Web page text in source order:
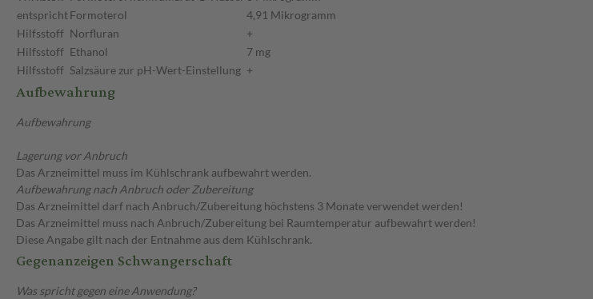
entsprichtFormoterol
4,91 Mikrogramm
Hilfsstoff Norfluran
+
Hilfsstoff Ethanol
7 mg
Hilfsstoff Salzsäure zur pH-Wert-Einstellung +
Aufbewahrung
Aufbewahrung
Lagerung vor Anbruch
Das Arzneimittel muss im Kühlschrank aufbewahrt werden.
Aufbewahrung nach Anbruch oder Zubereitung
Das Arzneimittel darf nach Anbruch/Zubereitung höchstens 3 Monate verwendet werden!
Das Arzneimittel muss nach Anbruch/Zubereitung bei Raumtemperatur aufbewahrt werden!
Diese Angabe gilt nach der Entnahme aus dem Kühlschrank.
Gegenanzeigen Schwangerschaft
Was spricht gegen eine Anwendung?